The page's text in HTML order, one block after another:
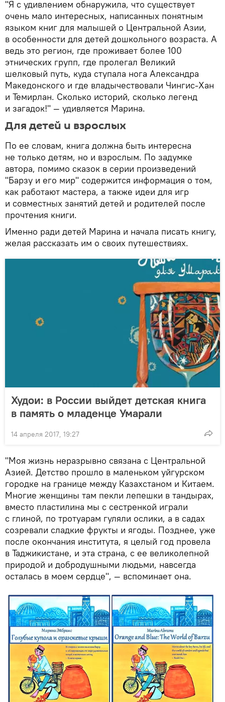
"Я с удивлением обнаружила, что существует
очень мало интересных, написанных понятным
языком книг для малышей о Центральной Азии,
в особенности для детей дошкольного возраста. А
ведь это регион, где проживает более 100
этнических групп, где пролегал Великий
шелковый путь, куда ступала нога Александра
Македонского и где владычествовали Чингис-Хан
и Темирлан. Сколько историй, сколько легенд
и загадок!" — удивляется Марина.
Для детей и взрослых
По ее словам, книга должна быть интересна
не только детям, но и взрослым. По задумке
автора, помимо сказок в серии произведений
"Барзу и его мир" содержится информация о том,
как работают мастера, а также идеи для игр
и совместных занятий детей и родителей после
прочтения книги.
Именно ради детей Марина и начала писать книгу,
желая рассказать им о своих путешествиях.
Худои: в России выйдет детская книга
в память о младенце Умарали
14 апреля 2017, 19:27
"Моя жизнь неразрывно связана с Центральной
Азией. Детство прошло в маленьком уйгурском
городке на границе между Казахстаном и Китаем.
Многие женщины там пекли лепешки в тандырах,
вместо пластилина мы с сестренкой играли
с глиной, по тротуарам гуляли ослики, а в садах
созревали сладкие фрукты и ягоды. Позднее, уже
после окончания института, я целый год провела
в Таджикистане, и эта страна, с ее великолепной
природой и добродушными людьми, навсегда
осталась в моем сердце", — вспоминает она.